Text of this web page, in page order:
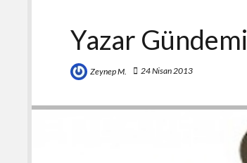
Yazar Gündemi
Zeynep M. 24 Nisan 2013